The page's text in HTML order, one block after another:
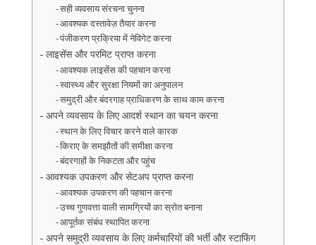
सही व्यवसाय संरचना चुनना
आवश्यक दस्तावेज़ तैयार करना
पंजीकरण प्रक्रिया में नेविगेट करना
लाइसेंस और परमिट प्राप्त करना
आवश्यक लाइसेंस की पहचान करना
स्वास्थ्य और सुरक्षा नियमों का अनुपालन
समुद्री और बंदरगाह प्राधिकरण के साथ काम करना
अपने व्यवसाय के लिए आदर्श स्थान का चयन करना
स्थान के लिए विचार करने वाले कारक
किराए के समझौतों की समीक्षा करना
बंदरगाहों के निकटता और पहुंच
आवश्यक उपकरण और सेटअप प्राप्त करना
आवश्यक उपकरण की पहचान करना
उच्च गुणवत्ता वाली सामग्रियों का स्रोत बनाना
आपूर्तक संबंध स्थापित करना
अपने समुद्री व्यवसाय के लिए कर्मचारियों की भर्ती और स्टाफिंग